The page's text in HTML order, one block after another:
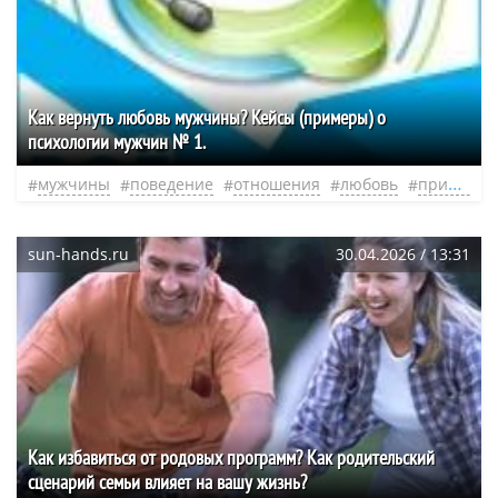
Как вернуть любовь мужчины? Кейсы (примеры) о
психологии мужчин № 1.
мужчины поведение отношения любовь привычки
sun-hands.ru 30.04.2026 / 13:31
Как избавиться от родовых программ? Как родительский
сценарий семьи влияет на вашу жизнь?